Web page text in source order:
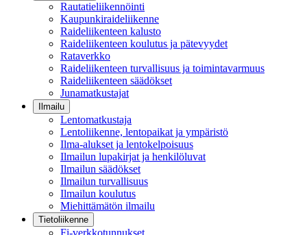
Rautatieliikennöinti
Kaupunkiraideliikenne
Raideliikenteen kalusto
Raideliikenteen koulutus ja pätevyydet
Rataverkko
Raideliikenteen turvallisuus ja toimintavarmuus
Raideliikenteen säädökset
Junamatkustajat
Ilmailu
Lentomatkustaja
Lentoliikenne, lentopaikat ja ympäristö
Ilma-alukset ja lentokelpoisuus
Ilmailun lupakirjat ja henkilöluvat
Ilmailun säädökset
Ilmailun turvallisuus
Ilmailun koulutus
Miehittämätön ilmailu
Tietoliikenne
Fi-verkkotunnukset